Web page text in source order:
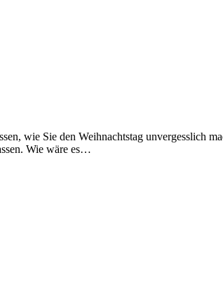
wie Sie den Weihnachtstag unvergesslich
Wie wäre es…